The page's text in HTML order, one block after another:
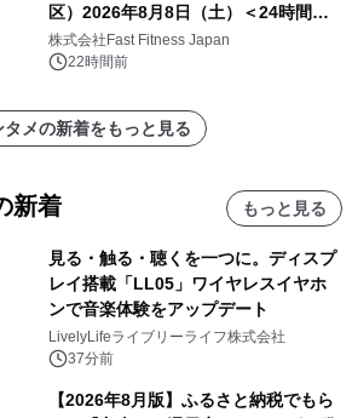
区）2026年8月8日（土）＜24時間年
中無休のフィットネスジム＞
株式会社Fast Fitness Japan
22時間前
タメの新着をもっと見る
新着 もっと見る
見る・触る・聴くを一つに。ディスプ
レイ搭載「LL05」ワイヤレスイヤホ
ンで音楽体験をアップデート
LivelyLifeライブリーライフ株式会社
37分前
【2026年8月版】ふるさと納税でもら